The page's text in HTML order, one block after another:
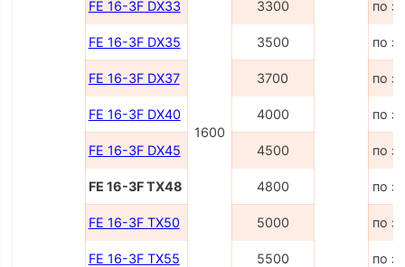
1600
FE 16-3F DX33 3300 по
FE 16-3F DX35 3500 по
FE 16-3F DX37 3700 по
FE 16-3F DX40 4000 по
FE 16-3F DX45 4500 по
FE 16-3F TX48 4800 по
FE 16-3F TX50 5000 по
FE 16-3F TX55 5500 по